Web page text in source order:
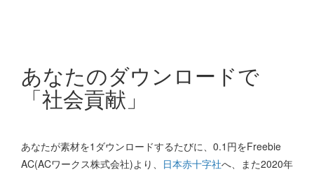
あなたのダウンロードで
「社会貢献」
あなたが素材を1ダウンロードするたびに、0.1円をFreebie
AC(ACワークス株式会社)より、 日本赤十字社へ、また2020年